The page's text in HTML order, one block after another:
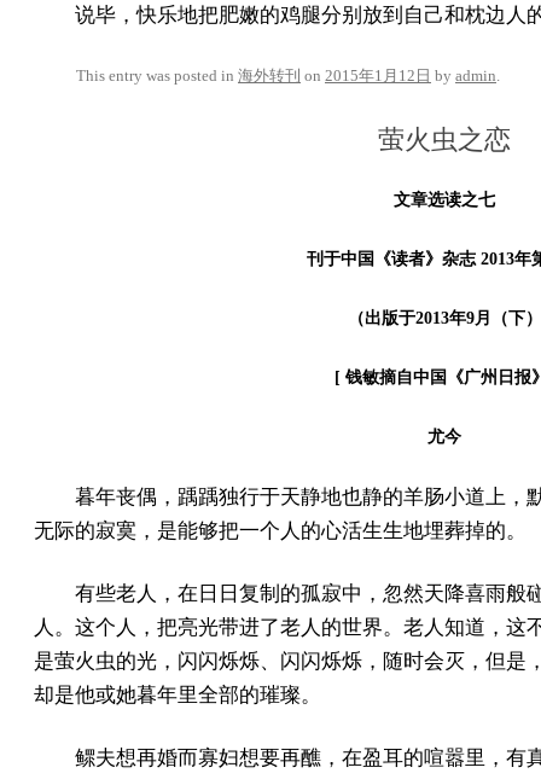
说毕，快乐地把肥嫩的鸡腿分别放到自己和枕边
This entry was posted in 海外转刊 on 2015年1月12日 by admin.
萤火虫之恋
文章选读之七
刊于中国《读者》杂志 2013年
（出版于2013年9月（下）
[ 钱敏摘自中国《广州日报
尤今
暮年丧偶，踽踽独行于天静地也静的羊肠小道上，
无际的寂寞，是能够把一个人的心活生生地埋葬掉的。
有些老人，在日日复制的孤寂中，忽然天降喜雨般
人。这个人，把亮光带进了老人的世界。老人知道，这
是萤火虫的光，闪闪烁烁、闪闪烁烁，随时会灭，但是
却是他或她暮年里全部的璀璨。
鳏夫想再婚而寡妇想要再醮，在盈耳的喧嚣里，有